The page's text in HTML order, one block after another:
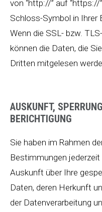
von “http://” auf
Schloss-Symbol in Ihrer
Wenn die SSL- bzw.
können die Daten, die
Dritten mitgelesen
AUSKUNFT,
BERICHTIGUNG
Sie haben im Rahmen
Bestimmungen
Auskunft über Ihre
Daten, deren Herkunft
der Datenverarbeitung